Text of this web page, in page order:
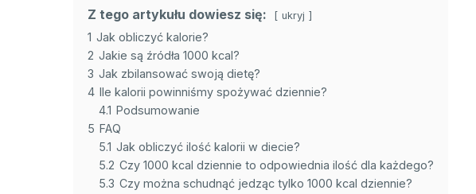
Z tego artykułu dowiesz się: ukryj
1 Jak obliczyć kalorie?
2 Jakie są źródła 1000 kcal?
3 Jak zbilansować swoją dietę?
4 Ile kalorii powinniśmy spożywać dziennie?
4.1 Podsumowanie
5 FAQ
5.1 Jak obliczyć ilość kalorii w diecie?
5.2 Czy 1000 kcal dziennie to odpowiednia ilość dla każdego?
5.3 Czy można schudnąć jedząc tylko 1000 kcal dziennie?